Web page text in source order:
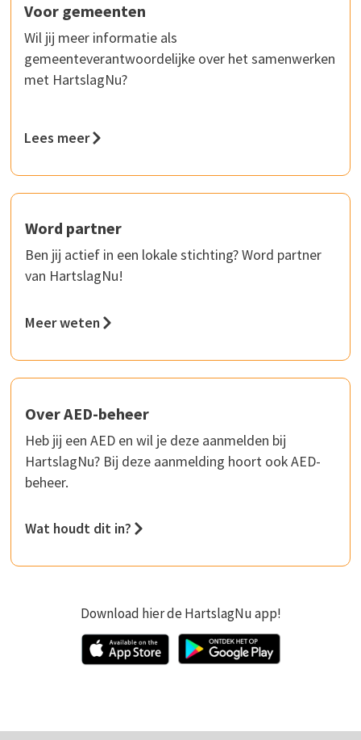
Voor gemeenten
Wil jij meer informatie als
gemeenteverantwoordelijke over het samenwerken
met HartslagNu?
Lees meer
Word partner
Ben jij actief in een lokale stichting? Word partner
van HartslagNu!
Meer weten
Over AED-beheer
Heb jij een AED en wil je deze aanmelden bij
HartslagNu? Bij deze aanmelding hoort ook AED-
beheer.
Wat houdt dit in?
Download hier de HartslagNu app!